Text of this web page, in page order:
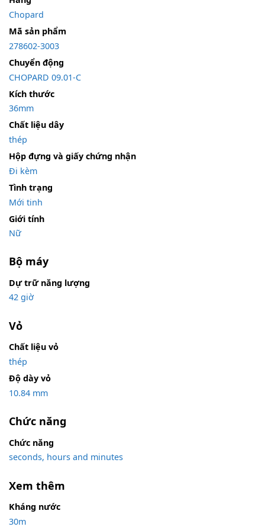
Chopard
Mã sản phẩm
278602-3003
Chuyển động
CHOPARD 09.01-C
Kích thước
36mm
Chất liệu dây
thép
Hộp đựng và giấy chứng nhận
Đi kèm
Tình trạng
Mới tinh
Giới tính
Nữ
Bộ máy
Dự trữ năng lượng
42 giờ
Vỏ
Chất liệu vỏ
thép
Độ dày vỏ
10.84 mm
Chức năng
Chức năng
seconds, hours and minutes
Xem thêm
Kháng nước
30m